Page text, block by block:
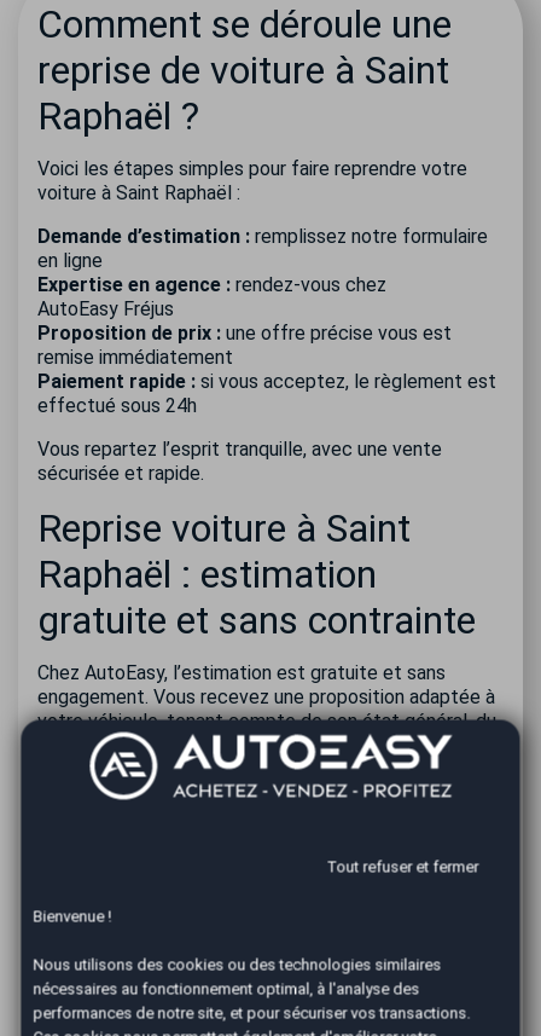
Comment se déroule une
reprise de voiture à Saint
Raphaël ?
Voici les étapes simples pour faire reprendre votre
voiture à Saint Raphaël :
Demande d’estimation : remplissez notre formulaire
en ligne
Expertise en agence : rendez-vous chez
AutoEasy Fréjus
Proposition de prix : une offre précise vous est
remise immédiatement
Paiement rapide : si vous acceptez, le règlement est
effectué sous 24h
Vous repartez l’esprit tranquille, avec une vente
sécurisée et rapide.
Reprise voiture à Saint
Raphaël : estimation
gratuite et sans contrainte
Chez AutoEasy, l’estimation est gratuite et sans
engagement. Vous recevez une proposition adaptée à
votre véhicule, tenant compte de son état général, du
kilométrage et des prix pratiqués localement.
Libre à vous d’accepter ou non l’offre. En cas
Raphaël avec un
professionnel reconnu
Tout refuser et fermer
Bienvenue !
Nous utilisons des cookies ou des technologies similaires
nécessaires au fonctionnement optimal, à l'analyse des
performances de notre site, et pour sécuriser vos transactions.